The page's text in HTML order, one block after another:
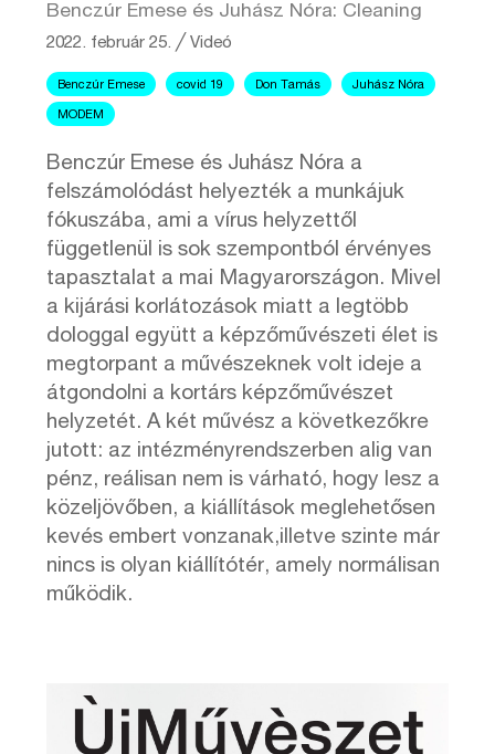
Benczúr Emese és Juhász Nóra: Cleaning
2022. február 25. ╱Videó
Benczúr Emese covid 19 Don Tamás Juhász Nóra
MODEM
Benczúr Emese és Juhász Nóra a
felszámolódást helyezték a munkájuk
fókuszába, ami a vírus helyzettől
függetlenül is sok szempontból érvényes
tapasztalat a mai Magyarországon. Mivel
a kijárási korlátozások miatt a legtöbb
dologgal együtt a képzőművészeti élet is
megtorpant a művészeknek volt ideje a
átgondolni a kortárs képzőművészet
helyzetét. A két művész a következőkre
jutott: az intézményrendszerben alig van
pénz, reálisan nem is várható, hogy lesz a
közeljövőben, a kiállítások meglehetősen
kevés embert vonzanak,illetve szinte már
nincs is olyan kiállítótér, amely normálisan
működik.